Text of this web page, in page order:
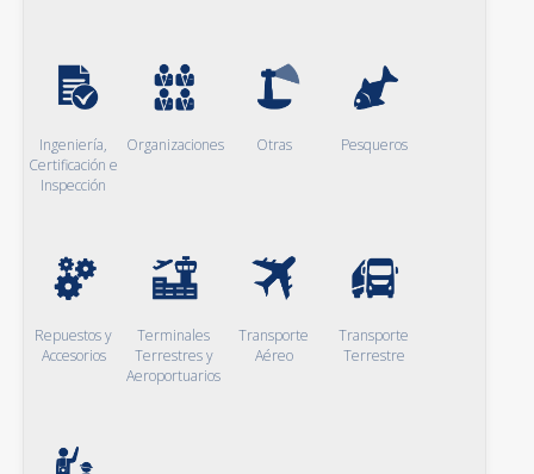
Ingeniería,
Certificación e
Inspección
Organizaciones Otras Pesqueros
Repuestos y
Accesorios
Terminales
Terrestres y
Aeroportuarios
Transporte
Aéreo
Transporte
Terrestre